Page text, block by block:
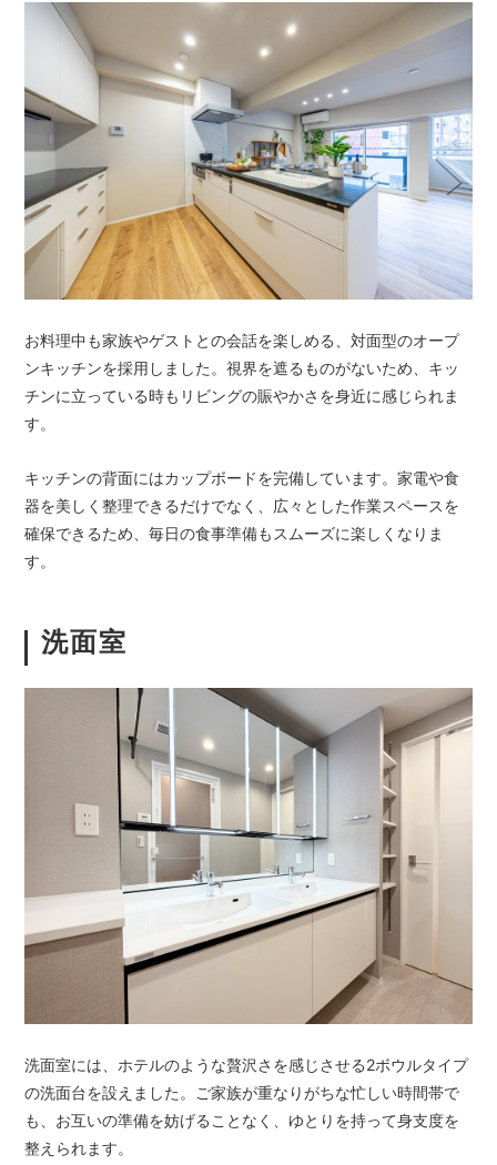
お料理中も家族やゲストとの会話を楽しめる、対面型のオープ
ンキッチンを採用しました。視界を遮るものがないため、キッ
チンに立っている時もリビングの賑やかさを身近に感じられま
す。
キッチンの背面にはカップボードを完備しています。家電や食
器を美しく整理できるだけでなく、広々とした作業スペースを
確保できるため、毎日の食事準備もスムーズに楽しくなりま
す。
洗面室
洗面室には、ホテルのような贅沢さを感じさせる2ボウルタイプ
の洗面台を設えました。ご家族が重なりがちな忙しい時間帯で
も、お互いの準備を妨げることなく、ゆとりを持って身支度を
整えられます。